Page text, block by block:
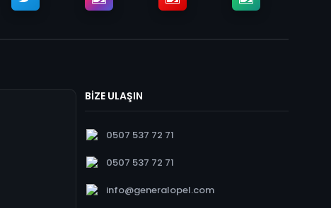
BİZE ULAŞIN
0507 537 72 71
0507 537 72 71
info@generalopel.com